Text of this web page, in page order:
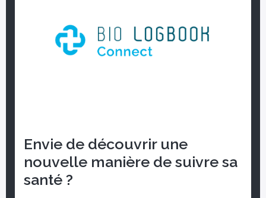
Envie de découvrir une
nouvelle manière de suivre sa
santé ?